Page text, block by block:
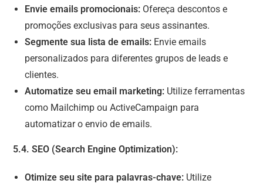
Envie emails promocionais: Ofereça descontos e
promoções exclusivas para seus assinantes.
Segmente sua lista de emails: Envie emails
personalizados para diferentes grupos de leads e
clientes.
Automatize seu email marketing: Utilize ferramentas
como Mailchimp ou ActiveCampaign para
automatizar o envio de emails.
5.4. SEO (Search Engine Optimization):
Otimize seu site para palavras-chave: Utilize